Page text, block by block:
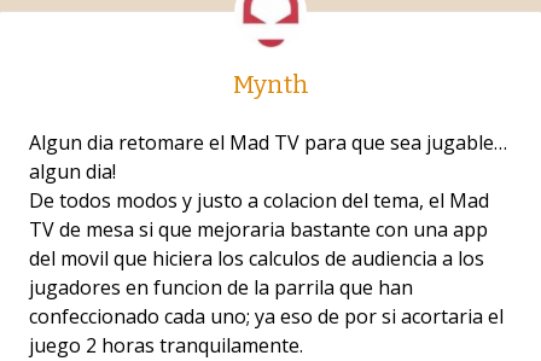
Mynth
Algun dia retomare el Mad TV para que sea jugable…
algun dia!
De todos modos y justo a colacion del tema, el Mad
TV de mesa si que mejoraria bastante con una app
del movil que hiciera los calculos de audiencia a los
jugadores en funcion de la parrila que han
confeccionado cada uno; ya eso de por si acortaria el
juego 2 horas tranquilamente.